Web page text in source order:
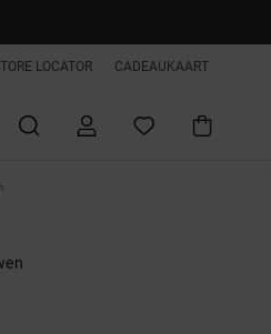
LOCATOR CADEAUKAART